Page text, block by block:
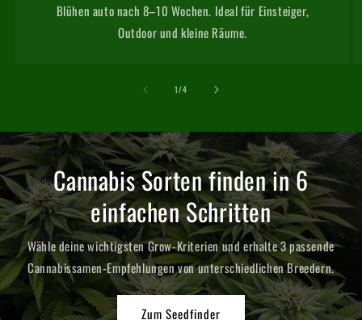
Blühen auto nach 8–10 Wochen. Ideal für Einsteiger,
Outdoor und kleine Räume.
1/von
4
Cannabis Sorten finden in 6
einfachen Schritten
Wähle deine wichtigsten Grow-Kriterien und erhalte 3 passende
Cannabissamen-Empfehlungen von unterschiedlichen Breedern.
Zum Seedfinder